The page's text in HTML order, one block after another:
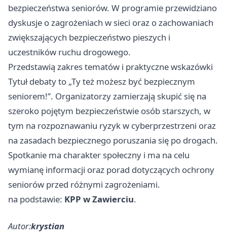
bezpieczeństwa seniorów. W programie przewidziano
dyskusje o zagrożeniach w sieci oraz o zachowaniach
zwiększających bezpieczeństwo pieszych i
uczestników ruchu drogowego.
Przedstawią zakres tematów i praktyczne wskazówki
Tytuł debaty to „Ty też możesz być bezpiecznym
seniorem!”. Organizatorzy zamierzają skupić się na
szeroko pojętym bezpieczeństwie osób starszych, w
tym na rozpoznawaniu ryzyk w cyberprzestrzeni oraz
na zasadach bezpiecznego poruszania się po drogach.
Spotkanie ma charakter społeczny i ma na celu
wymianę informacji oraz porad dotyczących ochrony
seniorów przed różnymi zagrożeniami.
na podstawie: KPP w Zawierciu.
Autor:krystian